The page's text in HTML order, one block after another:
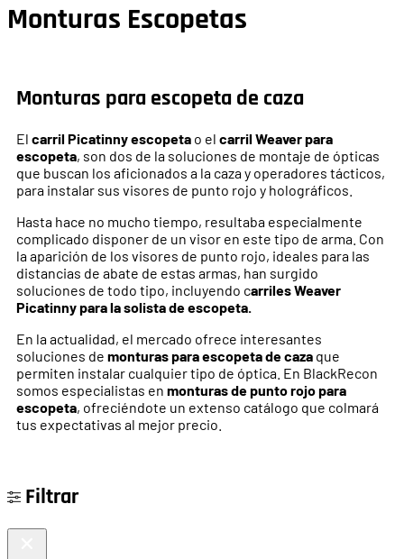
Monturas Escopetas
Monturas para escopeta de caza
El carril Picatinny escopeta o el carril Weaver para
escopeta, son dos de la soluciones de montaje de ópticas
que buscan los aficionados a la caza y operadores tácticos,
para instalar sus visores de punto rojo y holográficos.
Hasta hace no mucho tiempo, resultaba especialmente
complicado disponer de un visor en este tipo de arma. Con
la aparición de los visores de punto rojo, ideales para las
distancias de abate de estas armas, han surgido
soluciones de todo tipo, incluyendo carriles Weaver
Picatinny para la solista de escopeta.
En la actualidad, el mercado ofrece interesantes
soluciones de monturas para escopeta de caza que
permiten instalar cualquier tipo de óptica. En BlackRecon
somos especialistas en monturas de punto rojo para
escopeta, ofreciéndote un extenso catálogo que colmará
tus expectativas al mejor precio.
Filtrar